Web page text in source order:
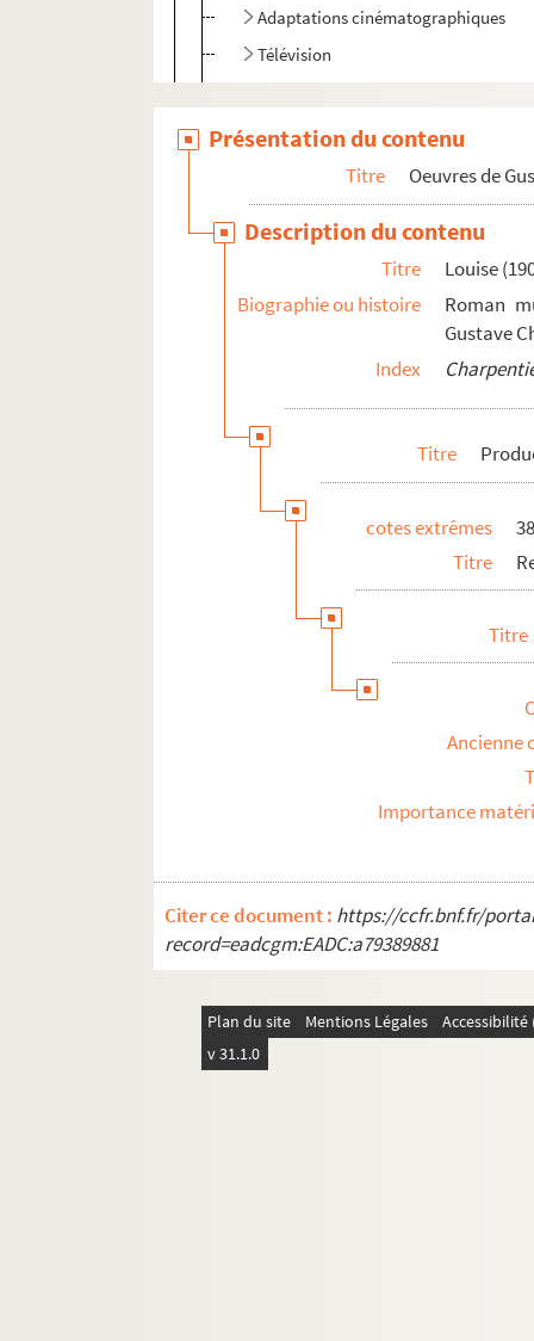
Adaptations cinématographiques
Télévision
Comptabilité relative à la vente de
Impression de voyage : Munich (1910)
Julien (1913)
Réflexions sur la musique
Discours, articles, interviews
Textes relatifs à Gustave Charpentier
Biographie
Présentation du contenu
Titre Oeuvres de
Description du contenu
Titre
Louise
Biographie ou histoire
Roman
Gustave
Index
Titre
cotes extrêmes
Titre
Titre
Ancienne
Importance
Citer ce document : https://ccfr.bnf.fr/
record=eadcgm:EADC:a79389881
Plan du site Mentions Légales
v 31.1.0